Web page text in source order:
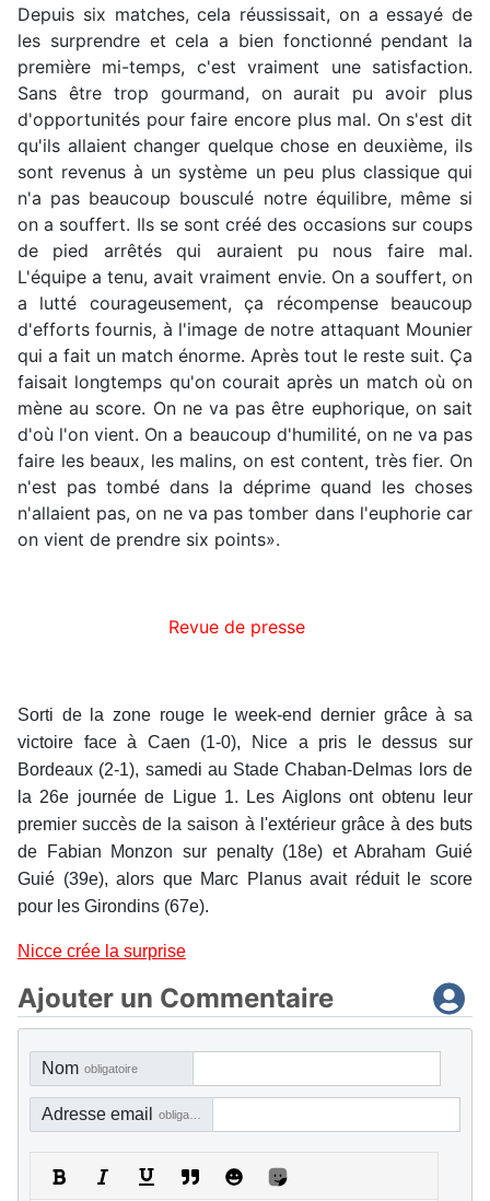
Depuis six matches, cela réussissait, on a essayé de
les surprendre et cela a bien fonctionné pendant la
première mi-temps, c'est vraiment une satisfaction.
Sans être trop gourmand, on aurait pu avoir plus
d'opportunités pour faire encore plus mal. On s'est dit
qu'ils allaient changer quelque chose en deuxième, ils
sont revenus à un système un peu plus classique qui
n'a pas beaucoup bousculé notre équilibre, même si
on a souffert. Ils se sont créé des occasions sur coups
de pied arrêtés qui auraient pu nous faire mal.
L'équipe a tenu, avait vraiment envie. On a souffert, on
a lutté courageusement, ça récompense beaucoup
d'efforts fournis, à l'image de notre attaquant Mounier
qui a fait un match énorme. Après tout le reste suit. Ça
faisait longtemps qu'on courait après un match où on
mène au score. On ne va pas être euphorique, on sait
d'où l'on vient. On a beaucoup d'humilité, on ne va pas
faire les beaux, les malins, on est content, très fier. On
n'est pas tombé dans la déprime quand les choses
n'allaient pas, on ne va pas tomber dans l'euphorie car
on vient de prendre six points».
Revue de presse
Sorti de la zone rouge le week-end dernier grâce à sa
victoire face à Caen (1-0), Nice a pris le dessus sur
Bordeaux (2-1), samedi au Stade Chaban-Delmas lors de
la 26e journée de Ligue 1. Les Aiglons ont obtenu leur
premier succès de la saison à l'extérieur grâce à des buts
de Fabian Monzon sur penalty (18e) et Abraham Guié
Guié (39e), alors que Marc Planus avait réduit le score
pour les Girondins (67e).
Nicce crée la surprise
Ajouter un Commentaire
Nom obligatoire
Adresse email